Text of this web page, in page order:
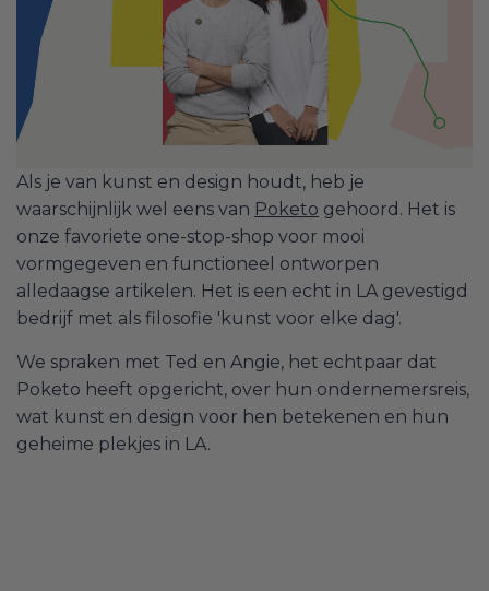
Als je van kunst en design houdt, heb je
waarschijnlijk wel eens van Poketo gehoord. Het is
onze favoriete one-stop-shop voor mooi
vormgegeven en functioneel ontworpen
alledaagse artikelen. Het is een echt in LA gevestigd
bedrijf met als filosofie 'kunst voor elke dag'.
We spraken met Ted en Angie, het echtpaar dat
Poketo heeft opgericht, over hun ondernemersreis,
wat kunst en design voor hen betekenen en hun
geheime plekjes in LA.